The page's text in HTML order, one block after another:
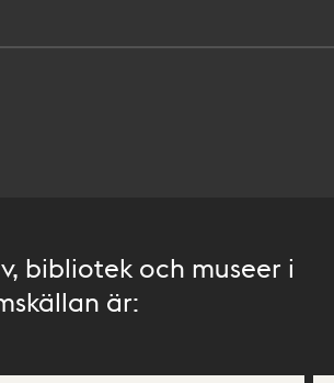
bibliotek och museer i
är: